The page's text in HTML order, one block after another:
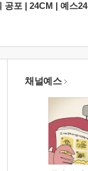
공포 | 24CM | 예스24
채널예스